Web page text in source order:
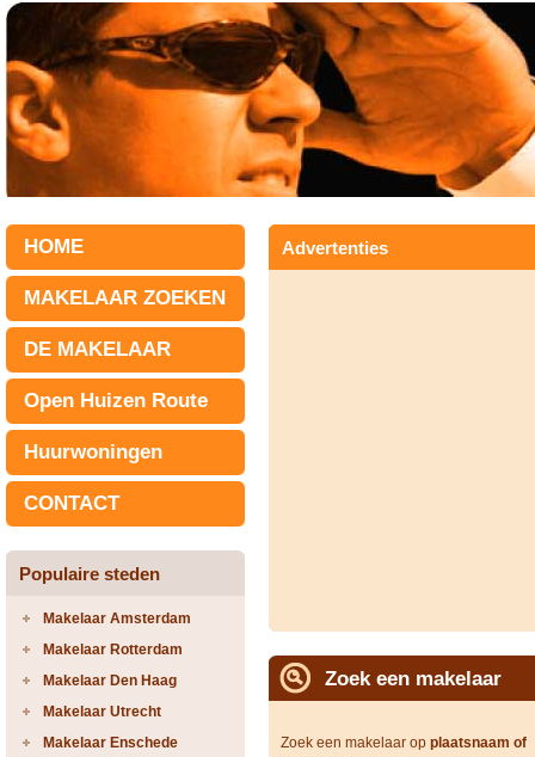
HOME
MAKELAAR ZOEKEN
DE MAKELAAR
Open Huizen Route
Huurwoningen
CONTACT
Populaire steden
Makelaar Amsterdam
Makelaar Rotterdam
Makelaar Den Haag
Makelaar Utrecht
Makelaar Enschede
Advertenties
Zoek een makelaar
Zoek een makelaar op plaatsnaam of